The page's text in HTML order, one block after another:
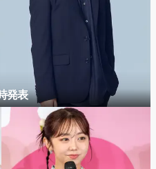
発表